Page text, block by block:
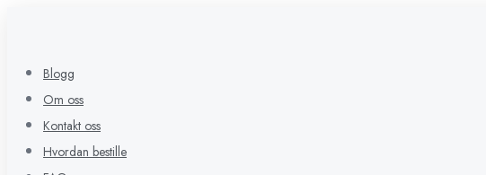
Blogg
Om oss
Kontakt oss
Hvordan bestille